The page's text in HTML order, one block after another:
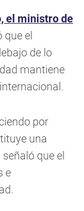
el ministro de
que el
de lo
mantiene
por
una
que el
e